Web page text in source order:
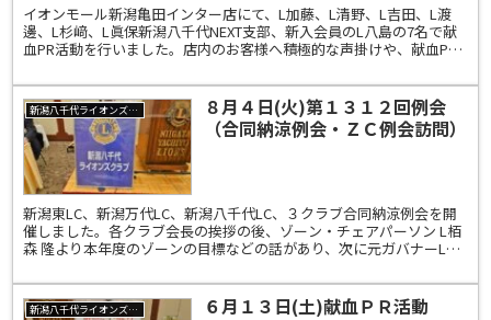
イオンモール新潟亀田インター店にて、L加藤、L清野、L吉田、L渡
邊、L杉﨑、L眞保新潟八千代NEXT支部、新入会員のL八島の7名で献
血PR活動を行いました。店内のお客様へ積極的な声掛けや、献血PR
新潟八千代ライオンズクラブ
８月４日(火)第１３１２回例会
（合同納涼例会・ＺＣ例会訪問）
新潟東LC、新潟万代LC、新潟八千代LC、３クラブ合同納涼例会を開
催しました。各クラブ会長の挨拶の後、ゾーン・チェアパーソン L栢
森 隆より本年度のゾーンの目標などの話があり、次に元ガバナーL中
新潟八千代ライオンズクラブ ６月１３日(土)献血ＰＲ活動